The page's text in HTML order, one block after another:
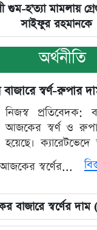
হ'ত্যা মামলায়
সাইফুর রহমানকে
অর্থনীতি
স্বর্ণ-রুপার
নিজস্ব প্রতিবেদক:
আজকের স্বর্ণ ও
হয়েছে।
স্বর্ণের...
বাজারে স্বর্ণের